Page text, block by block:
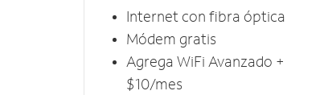
Internet con fibra óptica
Módem gratis
Agrega WiFi Avanzado +
$10/mes